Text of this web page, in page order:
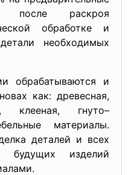
после раскроя
обработке и
необходимых
обрабатываются и
как: древесная,
клееная, гнуто–
материалы.
деталей и всех
будущих изделий